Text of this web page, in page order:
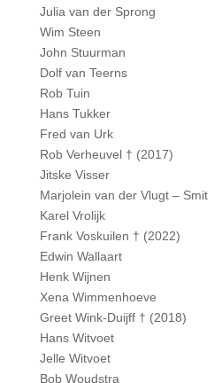
Julia van der Sprong
Wim Steen
John Stuurman
Dolf van Teerns
Rob Tuin
Hans Tukker
Fred van Urk
Rob Verheuvel † (2017)
Jitske Visser
Marjolein van der Vlugt – Smit
Karel Vrolijk
Frank Voskuilen † (2022)
Edwin Wallaart
Henk Wijnen
Xena Wimmenhoeve
Greet Wink-Duijff † (2018)
Hans Witvoet
Jelle Witvoet
Bob Woudstra